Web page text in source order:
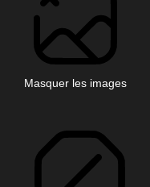
Masquer les images